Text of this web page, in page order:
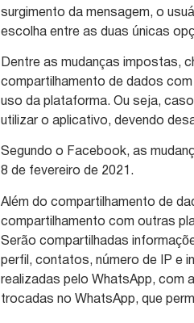
surgimento da mensagem, o
escolha entre as duas únicas
Dentre as mudanças impostas,
compartilhamento de dados
uso da plataforma. Ou seja,
utilizar o aplicativo, devendo
Segundo o Facebook, as
8 de fevereiro de 2021.
Além do compartilhamento de
compartilhamento com outras
Serão compartilhadas
perfil, contatos, número de IP e
realizadas pelo WhatsApp, com
trocadas no WhatsApp, que